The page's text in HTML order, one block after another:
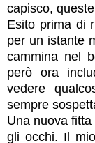
capisco,
Esito prima di
per un istante
cammina nel
però ora
vedere
sempre
Una nuova
gli occhi. Il